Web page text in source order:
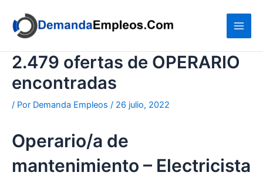
contenido
2.479 ofertas de OPERARIO
encontradas
/ Por Demanda Empleos / 26 julio, 2022
Operario/a de
mantenimiento – Electricista